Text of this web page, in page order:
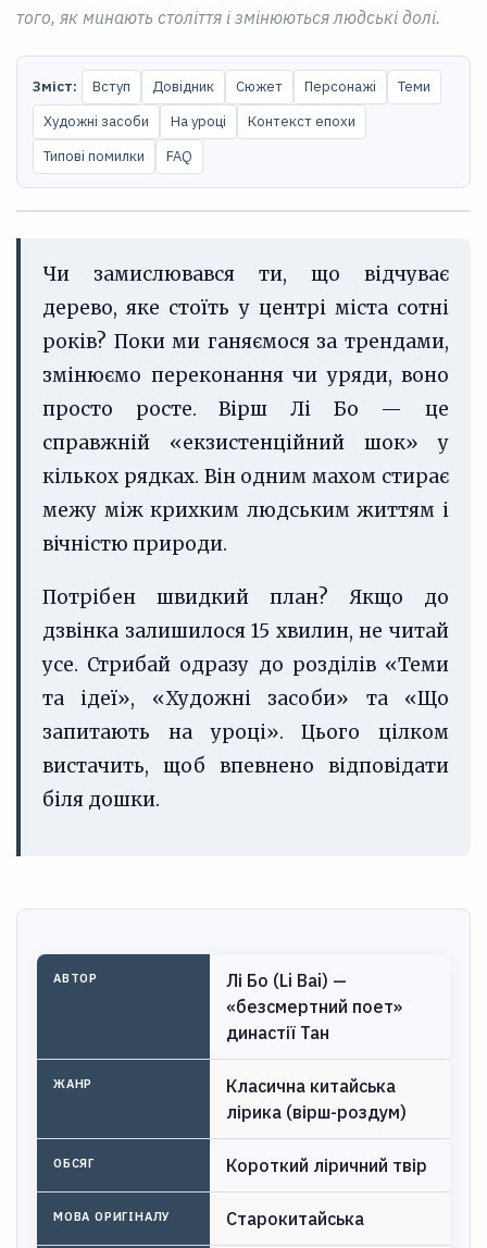
того, як минають століття і змінюються людські долі.
Зміст: Вступ Довідник Сюжет Персонажі
Теми
Художні засоби
На уроці
Контекст епохи
Типові помилки
FAQ
Чи замислювався ти, що відчуває
дерево, яке стоїть у центрі міста сотні
років? Поки ми ганяємося за трендами,
змінюємо переконання чи уряди, воно
просто росте. Вірш Лі Бо — це
справжній «екзистенційний шок» у
кількох рядках. Він одним махом стирає
межу між крихким людським життям і
вічністю природи.
Потрібен швидкий план? Якщо до
дзвінка залишилося 15 хвилин, не читай
усе. Стрибай одразу до розділів «Теми
та ідеї», «Художні засоби» та «Що
запитають на уроці». Цього цілком
вистачить, щоб впевнено відповідати
біля дошки.
АВТОР
Лі Бо (Li Bai) —
«безсмертний поет»
династії Тан
ЖАНР
Класична китайська
лірика (вірш-роздум)
ОБСЯГ Короткий ліричний твір
МОВА ОРИГІНАЛУ Старокитайська